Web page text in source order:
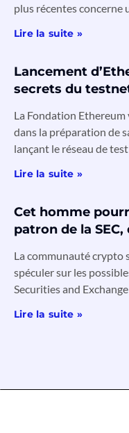
plus récentes concerne
Lire la suite »
Lancement
secrets du
La Fondation
dans la préparation de
lançant le réseau de test
Lire la suite »
Cet homme
patron de la
La communauté crypto
spéculer sur les
Securities and
Lire la suite »